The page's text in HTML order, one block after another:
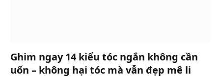
Ghim ngay 14 kiểu tóc ngắn không cần
uốn – không hại tóc mà vẫn đẹp mê li